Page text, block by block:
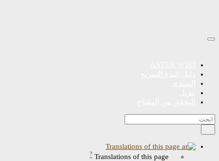
ASTER WIKI
دليل البدء السريع
المنتدى
تنزيل
التحقق من المفتاح
Translations of this page
Translations of this page
?